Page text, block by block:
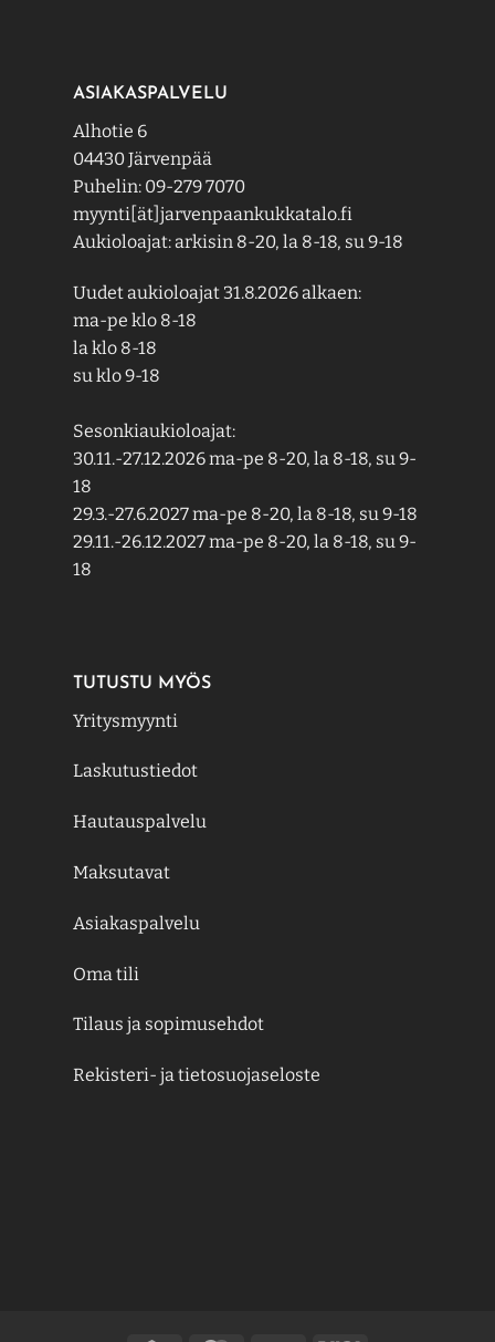
ASIAKASPALVELU
Alhotie 6
04430 Järvenpää
Puhelin: 09-279 7070
myynti[ät]jarvenpaankukkatalo.fi
Aukioloajat: arkisin 8-20, la 8-18, su 9-18
Uudet aukioloajat 31.8.2026 alkaen:
ma-pe klo 8-18
la klo 8-18
su klo 9-18
Sesonkiaukioloajat:
30.11.-27.12.2026 ma-pe 8-20, la 8-18, su 9-
18
29.3.-27.6.2027 ma-pe 8-20, la 8-18, su 9-18
29.11.-26.12.2027 ma-pe 8-20, la 8-18, su 9-
18
TUTUSTU MYÖS
Yritysmyynti
Laskutustiedot
Hautauspalvelu
Maksutavat
Asiakaspalvelu
Oma tili
Tilaus ja sopimusehdot
Rekisteri- ja tietosuojaseloste